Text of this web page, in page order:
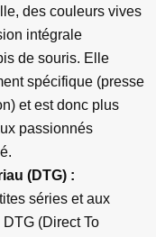
des couleurs vives
intégrale
de souris. Elle
spécifique (presse
et est donc plus
passionnés
(DTG) :
séries et aux
(Direct To